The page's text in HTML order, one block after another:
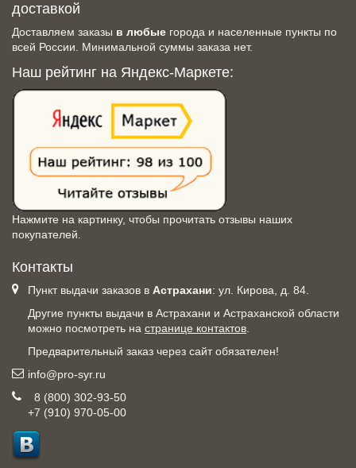
доставкой
Доставляем заказы в любые города и населенные пункты по
всей России. Минимальной суммы заказа нет.
Наш рейтинг на Яндекс-Маркете:
Нажмите на картинку, чтобы прочитать отзывы наших
покупателей.
Контакты
Пункт выдачи заказов в Астрахани: ул. Кирова, д. 84.
Другие пункты выдачи в Астрахани и Астраханской области
можно посмотреть на странице контактов
Предварительный заказ через сайт обязателен!
info@pro-syr.ru
8 (800) 302-93-50
+7 (910) 970-05-00